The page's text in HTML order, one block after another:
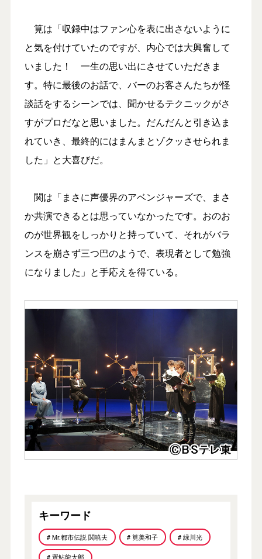
筧は「収録中はファン心を表に出さないように
と気を付けていたのですが、内心では大興奮して
いました！ 一生の思い出にさせていただきま
す。特に最後のお話で、バーのお客さんたちが怪
談話をするシーンでは、聞かせるテクニックがさ
すがプロだなと思いました。だんだんと引き込ま
れていき、最終的にはまんまとゾクッさせられま
した」と大喜びだ。
関は「まさに声優界のアベンジャーズで、まさ
か共演できるとは思っていなかったです。おのお
のが世界観をしっかりと持っていて、それがバラ
ンスを崩さず三つ巴のようで、表現者として勉強
になりました」と手応えを得ている。
キーワード
# Mr.都市伝説 関暁夫 # 筧美和子 # 緑川光
# 置鮎龍太郎